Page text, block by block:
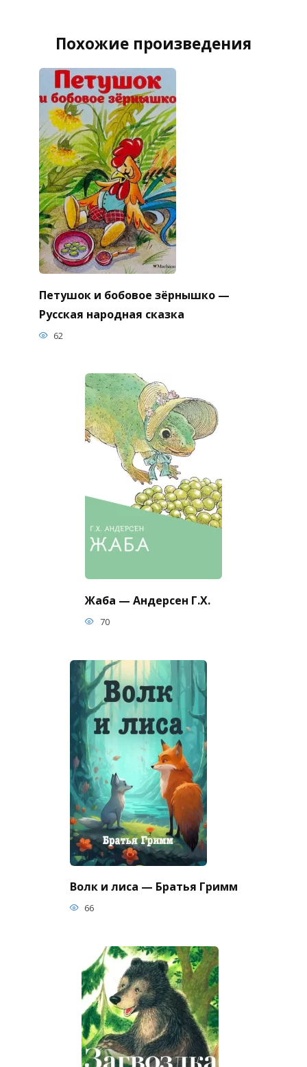
Похожие произведения
Петушок и бобовое зёрнышко —
Русская народная сказка
62
Жаба — Андерсен Г.Х.
70
Волк и лиса — Братья Гримм
66